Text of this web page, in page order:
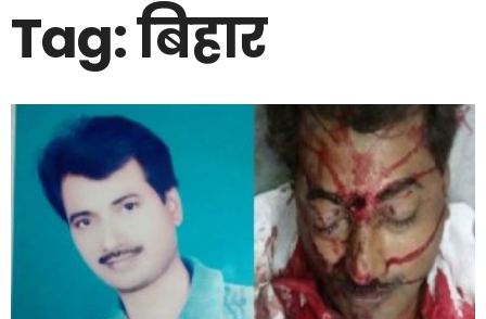
Tag: बिहार